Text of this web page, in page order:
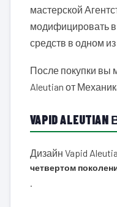
мастерской
модифицировать
средств в одном
После покупки вы
Aleutian от
VAPID
Дизайн Vapid
четвертом
.